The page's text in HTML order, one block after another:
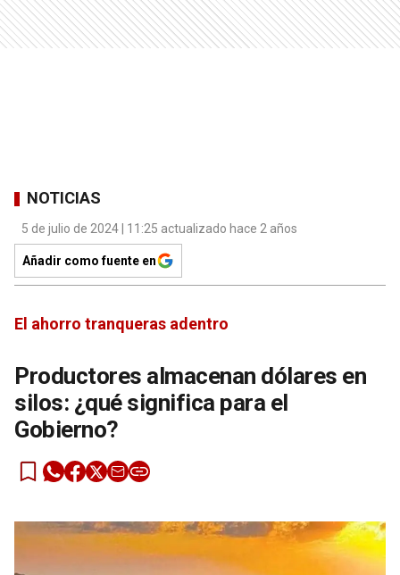
NOTICIAS
5 de julio de 2024 | 11:25 actualizado hace 2 años
Añadir como fuente en
El ahorro tranqueras adentro
Productores almacenan dólares en
silos: ¿qué significa para el
Gobierno?